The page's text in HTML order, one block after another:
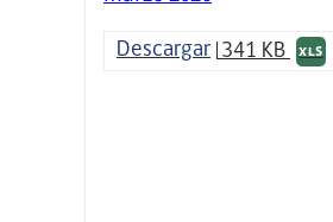
Descargar 341 KB XLS